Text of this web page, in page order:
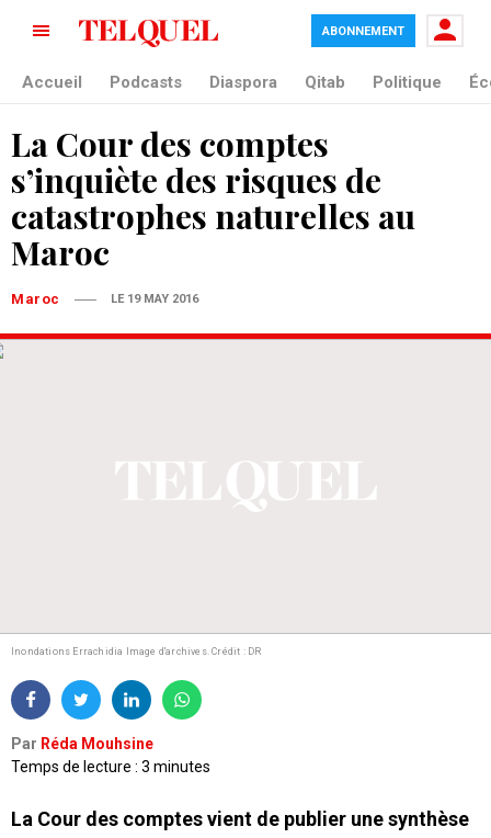
ABONNEMENT
Accueil Podcasts Diaspora Qitab Politique
La Cour des comptes
s’inquiète des risques de
catastrophes naturelles au
Maroc
Maroc LE 19 MAY 2016
Inondations Errachidia Image d'archives. Crédit : DR
Par Réda Mouhsine
Temps de lecture : 3 minutes
La Cour des comptes vient de publier une synthèse